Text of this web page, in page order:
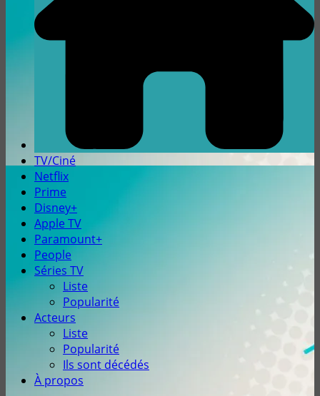
TV/Ciné
Netflix
Prime
Disney+
Apple TV
Paramount+
People
Séries TV
Liste
Popularité
Acteurs
Liste
Popularité
Ils sont décédés
À propos